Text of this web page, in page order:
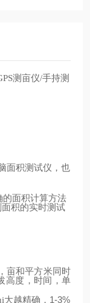
测亩仪/手持测
面积测试仪，也
的面积计算方法
积的实时测试
亩和平方米同时
高度，时间，单
越精确， 1-3%